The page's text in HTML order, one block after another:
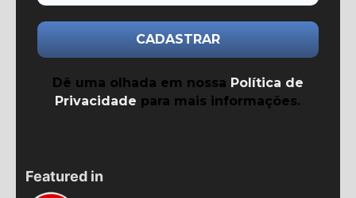
Dê uma olhada em nossa Política de
Privacidade para mais informações.
Featured in